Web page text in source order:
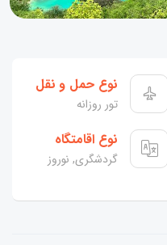
نوع حمل و نقل
تور روزانه
نوع اقامتگاه
گردشگری, نوروز